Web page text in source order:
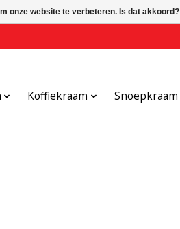
Koffiekraam Snoepkraam
onze website te verbeteren. Is dat akkoord?